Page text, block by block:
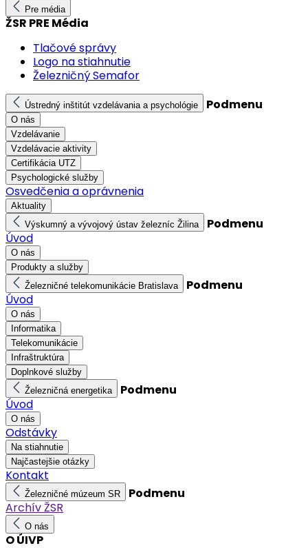
Pre média
ŽSR PRE Média
Tlačové správy
Logo na stiahnutie
Železničný Semafor
Ústredný inštitút vzdelávania a psychológie Podmenu
O nás
Vzdelávanie
Vzdelávacie aktivity
Certifikácia UTZ
Psychologické služby
Osvedčenia a oprávnenia
Aktuality
Výskumný a vývojový ústav železníc Žilina
Podmenu
Úvod
O nás
Produkty a služby
Železničné telekomunikácie Bratislava
Podmenu
Úvod
O nás
Informatika
Telekomunikácie
Infraštruktúra
Doplnkové služby
Železničná energetika
Podmenu
Úvod
O nás
Odstávky
Na stiahnutie
Najčastejšie otázky
Kontakt
Železničné múzeum SR
Podmenu
Archív ŽSR
O nás
O ÚIVP